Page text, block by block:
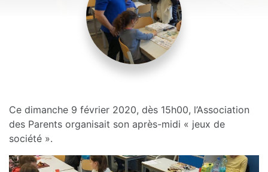
Ce dimanche 9 février 2020, dès 15h00, l’Association
des Parents organisait son après-midi « jeux de
société ».